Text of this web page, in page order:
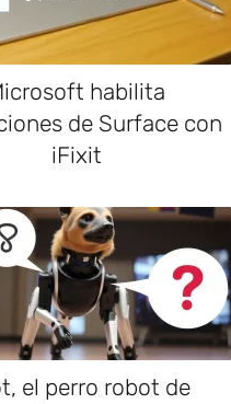
habilita
de Surface con
iFixit
el perro robot de